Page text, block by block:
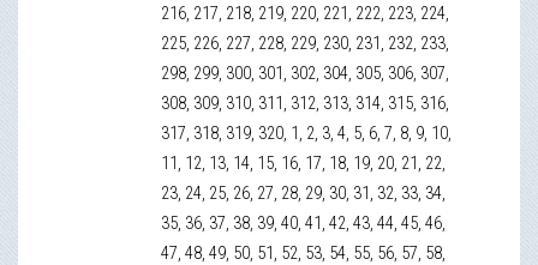
216, 217, 218, 219, 220, 221, 222, 223, 224,
225, 226, 227, 228, 229, 230, 231, 232, 233,
298, 299, 300, 301, 302, 304, 305, 306, 307,
308, 309, 310, 311, 312, 313, 314, 315, 316,
317, 318, 319, 320, 1, 2, 3, 4, 5, 6, 7, 8, 9, 10,
11, 12, 13, 14, 15, 16, 17, 18, 19, 20, 21, 22,
23, 24, 25, 26, 27, 28, 29, 30, 31, 32, 33, 34,
35, 36, 37, 38, 39, 40, 41, 42, 43, 44, 45, 46,
47, 48, 49, 50, 51, 52, 53, 54, 55, 56, 57, 58,